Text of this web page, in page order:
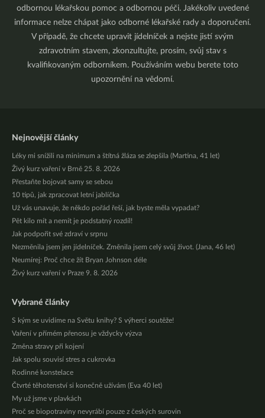
odbornou lékařskou pomoc a odbornou péči. Jakékoliv uvedené
informace nelze chápat jako odborné lékařské rady a doporučení.
V případě, že chcete upravit jídelníček a nejste jistí svým
zdravotním stavem, zkonzultujte, prosím, svůj stav s
kvalifikovaným odborníkem. Používáním webu berete toto
upozornění na vědomí.
Nejnovější články
Léky mi snížili na minimum a štítná žláza se zlepšila (Martina, 41 let)
Živý kurz vaření v Brně 25. 8. 2026
Přestaňte bojovat samy se sebou
10 tipů, jak zpracovat letní jablíčka
Už vás unavuje, že někdo pořád řeší, jak byste měla vypadat?
Pět kilo mít a nemít je podstatný rozdíl!
Jak podpořit své zdraví v srpnu
Nezměnila jsem jen jídelníček. Změnila jsem celý svůj život. (Jana, 46 let)
Neumírej: Proč chce žít Bryan Johnson déle
Živý kurz vaření v Praze 9. 8. 2026
Vybrané články
S kým se uvidíme na Světu knihy? S výherci soutěže!
Vaření v přímém přenosu je vždycky výzva
Změna stravy při kojení
Jak spolu souvisí stres a cukrovka
Rodinné konstelace
Čtvrté těhotenství si konečně užívám (Eva 40 let)
My už jsme v plavkách
Proč se biopotraviny nevyrábí pouze z českých surovin